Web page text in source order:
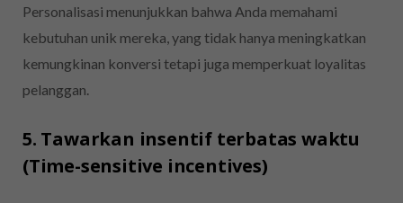
Personalisasi menunjukkan bahwa Anda memahami
kebutuhan unik mereka, yang tidak hanya meningkatkan
kemungkinan konversi tetapi juga memperkuat loyalitas
pelanggan.
5. Tawarkan insentif terbatas waktu
(Time-sensitive incentives)